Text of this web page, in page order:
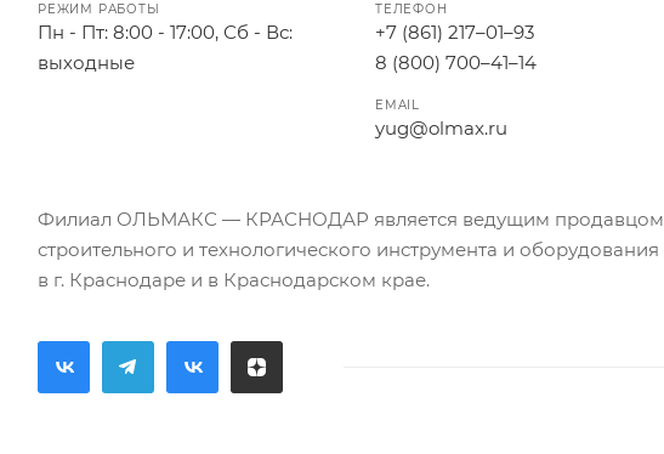
РЕЖИМ РАБОТЫ
Пн - Пт: 8:00 - 17:00, Сб - Вс:
выходные
ТЕЛЕФОН
+7 (861) 217–01–93
8 (800) 700–41–14
EMAIL
yug@olmax.ru
Филиал ОЛЬМАКС — КРАСНОДАР является ведущим продавцом
строительного и технологического инструмента и оборудования
в г. Краснодаре и в Краснодарском крае.